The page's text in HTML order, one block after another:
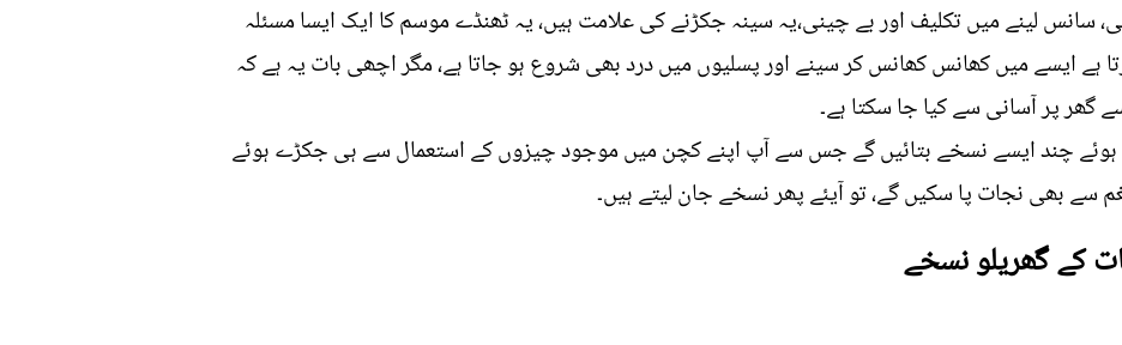
لینے میں تکلیف اور بے چینی،یہ سینہ جکڑنے کی علامت ہیں، یہ ٹھنڈے موسم کا ایک ایسا مسئلہ
ہے ایسے میں کھانس کھانس کر سینے اور پسلیوں میں درد بھی شروع ہو جاتا ہے، مگر اچھی بات یہ ہے کہ
گھر پر آسانی سے کیا جا سکتا ہے۔
ہوئے چند ایسے نسخے بتائیں گے جس سے آپ اپنے کچن میں موجود چیزوں کے استعمال سے ہی جکڑے ہوئے
سے بھی نجات پا سکیں گے، تو آیئے پھر نسخے جان لیتے ہیں۔
کے گھریلو نسخے